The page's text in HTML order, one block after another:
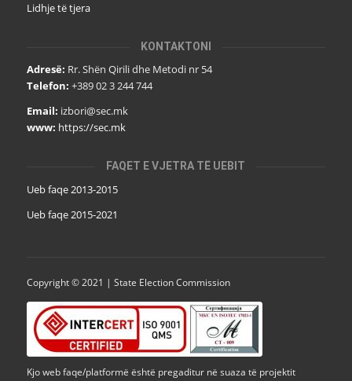
Lidhje të tjera
KONTAKTONI
Adresë: Rr. Shën Qirili dhe Metodi nr 54
Telefon: +389 02 3 244 744
Email: izbori@sec.mk
www: https://sec.mk
FAQET E VJETRA TË UEBIT
Ueb faqe 2013-2015
Ueb faqe 2015-2021
Copyright © 2021 | State Election Commission
Kjo web faqe/platformë është pregaditur në suaza të projektit